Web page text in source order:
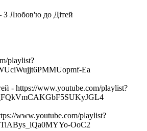
Любов'ю до Дітей
playlist?
Ea
- https://www.youtube.com/playlist?
www.youtube.com/playlist?
OoC2